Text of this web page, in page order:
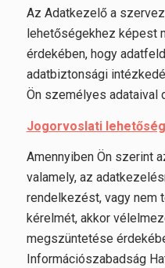
Az Adatkezelő a
lehetőségekhez képest
érdekében, hogy
adatbiztonsági
Ön személyes adataival
Jogorvoslati
Amennyiben Ön szerint
valamely, az
rendelkezést, vagy nem
kérelmét, akkor
megszüntetése
Információszabadság